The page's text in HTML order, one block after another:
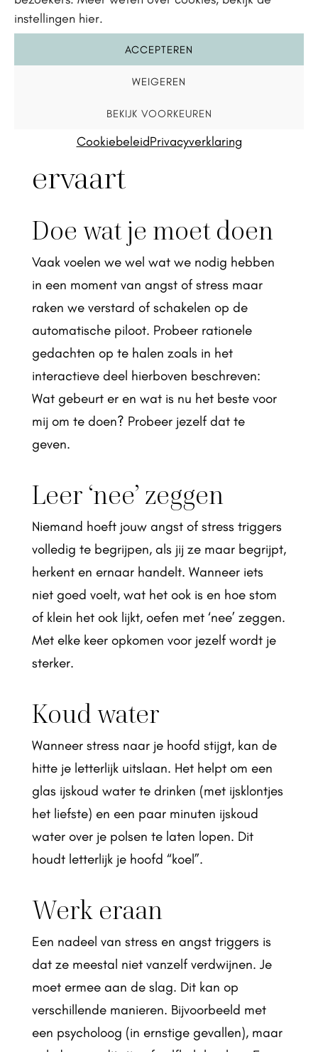
instellingen hier.
ACCEPTEREN
WEIGEREN
BEKIJK VOORKEUREN
CookiebeleidPrivacyverklaring
voor je is. Geef jezelf de tijd om telkens
langzaam een stapje verder te gaan.
Tips wanneer je
angst of stress
ervaart
Doe wat je moet doen
Vaak voelen we wel wat we nodig hebben
in een moment van angst of stress maar
raken we verstard of schakelen op de
automatische piloot. Probeer rationele
gedachten op te halen zoals in het
interactieve deel hierboven beschreven:
Wat gebeurt er en wat is nu het beste voor
mij om te doen? Probeer jezelf dat te
geven.
Leer ‘nee’ zeggen
Niemand hoeft jouw angst of stress triggers
volledig te begrijpen, als jij ze maar begrijpt,
herkent en ernaar handelt. Wanneer iets
niet goed voelt, wat het ook is en hoe stom
of klein het ook lijkt, oefen met ‘nee’ zeggen.
Met elke keer opkomen voor jezelf wordt je
sterker.
Koud water
Wanneer stress naar je hoofd stijgt, kan de
hitte je letterlijk uitslaan. Het helpt om een
glas ijskoud water te drinken (met ijsklontjes
het liefste) en een paar minuten ijskoud
water over je polsen te laten lopen. Dit
houdt letterlijk je hoofd “koel”.
Werk eraan
Een nadeel van stress en angst triggers is
dat ze meestal niet vanzelf verdwijnen. Je
moet ermee aan de slag. Dit kan op
verschillende manieren. Bijvoorbeeld met
een psycholoog (in ernstige gevallen), maar